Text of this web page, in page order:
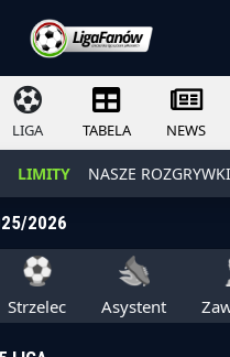
LIGA TABELA NEWS
LIMITY NASZE ROZGRYWKI
2026
Strzelec Asystent